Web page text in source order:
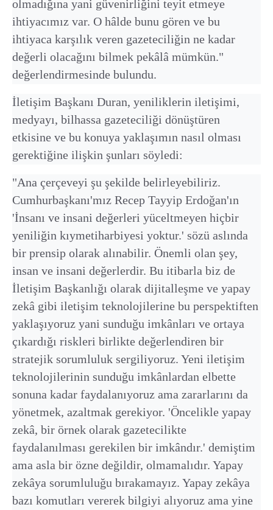
olmadığına yani güvenirliğini teyit etmeye
ihtiyacımız var. O hâlde bunu gören ve bu
ihtiyaca karşılık veren gazeteciliğin ne kadar
değerli olacağını bilmek pekâlâ mümkün."
değerlendirmesinde bulundu.
İletişim Başkanı Duran, yeniliklerin iletişimi,
medyayı, bilhassa gazeteciliği dönüştüren
etkisine ve bu konuya yaklaşımın nasıl olması
gerektiğine ilişkin şunları söyledi:
"Ana çerçeveyi şu şekilde belirleyebiliriz.
Cumhurbaşkanı'mız Recep Tayyip Erdoğan'ın
'İnsanı ve insani değerleri yüceltmeyen hiçbir
yeniliğin kıymetiharbiyesi yoktur.' sözü aslında
bir prensip olarak alınabilir. Önemli olan şey,
insan ve insani değerlerdir. Bu itibarla biz de
İletişim Başkanlığı olarak dijitalleşme ve yapay
zekâ gibi iletişim teknolojilerine bu perspektiften
yaklaşıyoruz yani sunduğu imkânları ve ortaya
çıkardığı riskleri birlikte değerlendiren bir
stratejik sorumluluk sergiliyoruz. Yeni iletişim
teknolojilerinin sunduğu imkânlardan elbette
sonuna kadar faydalanıyoruz ama zararlarını da
yönetmek, azaltmak gerekiyor. 'Öncelikle yapay
zekâ, bir örnek olarak gazetecilikte
faydalanılması gerekilen bir imkândır.' demiştim
ama asla bir özne değildir, olmamalıdır. Yapay
zekâya sorumluluğu bırakamayız. Yapay zekâya
bazı komutları vererek bilgiyi alıyoruz ama yine